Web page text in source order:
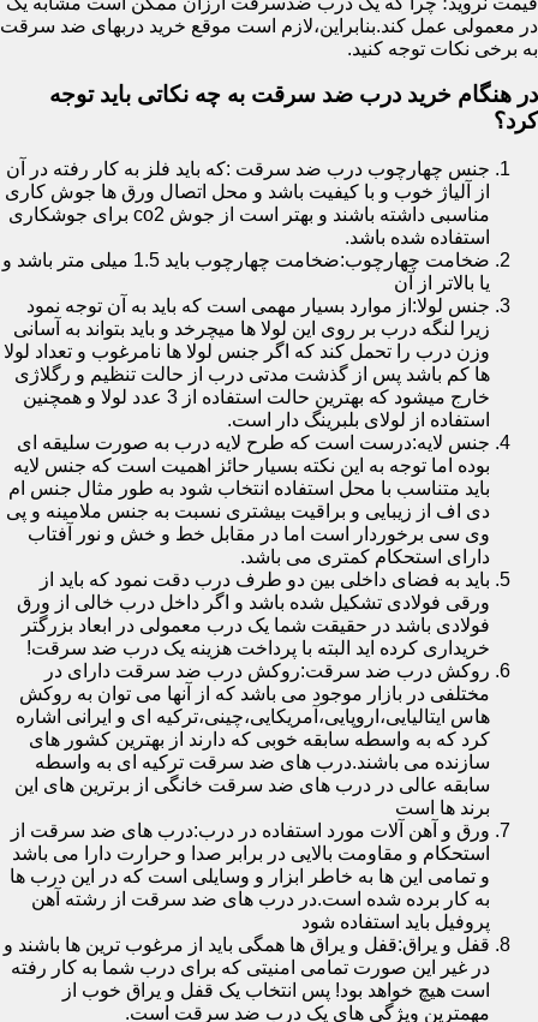
در معمولی عمل کند.بنابراین،لازم است موقع خرید دربهای ضد سرقت
به برخی نکات توجه کنید.
در هنگام خرید درب ضد سرقت به چه نکاتی باید توجه
کرد؟
جنس چهارچوب درب ضد سرقت :که باید فلز به کار رفته در آن
از آلیاژ خوب و با کیفیت باشد و محل اتصال ورق ها جوش کاری
مناسبی داشته باشند و بهتر است از جوش co2 برای جوشکاری
استفاده شده باشد.
ضخامت چهارچوب:ضخامت چهارچوب باید 1.5 میلی متر باشد و
یا بالاتر از آن
جنس لولا:از موارد بسیار مهمی است که باید به آن توجه نمود
زیرا لنگه درب بر روی این لولا ها میچرخد و باید بتواند به آسانی
وزن درب را تحمل کند که اگر جنس لولا ها نامرغوب و تعداد لولا
ها کم باشد پس از گذشت مدتی درب از حالت تنظیم و رگلاژی
خارج میشود که بهترین حالت استفاده از 3 عدد لولا و همچنین
استفاده از لولای بلبرینگ دار است.
جنس لایه:درست است که طرح لایه درب به صورت سلیقه ای
بوده اما توجه به این نکته بسیار حائز اهمیت است که جنس لایه
باید متناسب با محل استفاده انتخاب شود به طور مثال جنس ام
دی اف از زیبایی و براقیت بیشتری نسبت به جنس ملامینه و پی
وی سی برخوردار است اما در مقابل خط و خش و نور آفتاب
دارای استحکام کمتری می باشد.
باید به فضای داخلی بین دو طرف درب دقت نمود که باید از
ورقی فولادی تشکیل شده باشد و اگر داخل درب خالی از ورق
فولادی باشد در حقیقت شما یک درب معمولی در ابعاد بزرگتر
خریداری کرده اید البته با پرداخت هزینه یک درب ضد سرقت!
روکش درب ضد سرقت:روکش درب ضد سرقت دارای در
مختلفی در بازار موجود می باشد که از آنها می توان به روکش
هاس ایتالیایی،اروپایی،آمریکایی،چینی،ترکیه ای و ایرانی اشاره
کرد که به واسطه سابقه خوبی که دارند از بهترین کشور های
سازنده می باشند.درب های ضد سرقت ترکیه ای به واسطه
سابقه عالی در درب های ضد سرقت خانگی از برترین های این
برند ها است
ورق و آهن آلات مورد استفاده در درب:درب های ضد سرقت از
استحکام و مقاومت بالایی در برابر صدا و حرارت دارا می باشد
و تمامی این ها به خاطر ابزار و وسایلی است که در این درب ها
به کار برده شده است.در درب های ضد سرقت از رشته آهن
پروفیل باید استفاده شود
قفل و یراق:قفل و یراق ها همگی باید از مرغوب ترین ها باشند و
در غیر این صورت تمامی امنیتی که برای درب شما به کار رفته
است هیچ خواهد بود! پس انتخاب یک قفل و یراق خوب از
مهمترین ویژگی های یک درب ضد سرقت است.